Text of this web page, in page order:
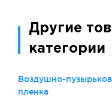
Другие
категории
Воздушно-
пленка